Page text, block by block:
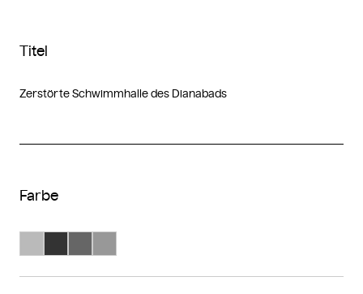
Titel
Zerstörte Schwimmhalle des Dianabads
Farbe